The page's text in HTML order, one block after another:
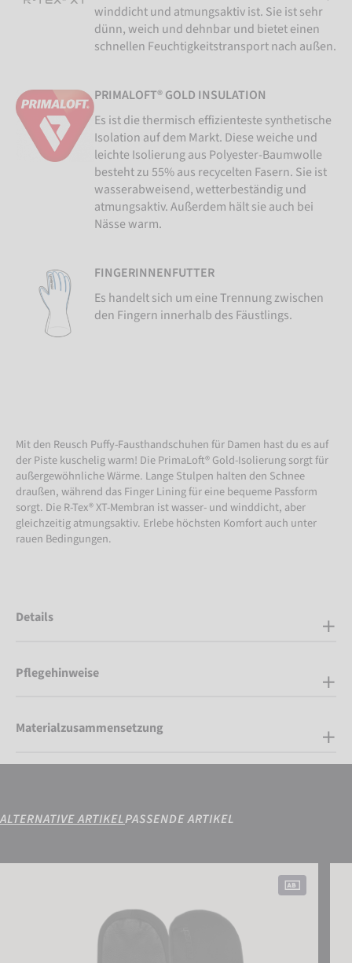
winddicht und atmungsaktiv ist. Sie ist sehr
dünn, weich und dehnbar und bietet einen
schnellen Feuchtigkeitstransport nach außen.
PRIMALOFT® GOLD INSULATION
Es ist die thermisch effizienteste synthetische
Isolation auf dem Markt. Diese weiche und
leichte Isolierung aus Polyester-Baumwolle
besteht zu 55% aus recycelten Fasern. Sie ist
wasserabweisend, wetterbeständig und
atmungsaktiv. Außerdem hält sie auch bei
Nässe warm.
FINGERINNENFUTTER
Es handelt sich um eine Trennung zwischen
den Fingern innerhalb des Fäustlings.
Mit den Reusch Puffy-Fausthandschuhen für Damen hast du es auf
der Piste kuschelig warm! Die PrimaLoft® Gold-Isolierung sorgt für
außergewöhnliche Wärme. Lange Stulpen halten den Schnee
draußen, während das Finger Lining für eine bequeme Passform
sorgt. Die R-Tex® XT-Membran ist wasser- und winddicht, aber
gleichzeitig atmungsaktiv. Erlebe höchsten Komfort auch unter
rauen Bedingungen.
Details
Pflegehinweise
Materialzusammensetzung
ALTERNATIVE ARTIKELPASSENDE ARTIKEL